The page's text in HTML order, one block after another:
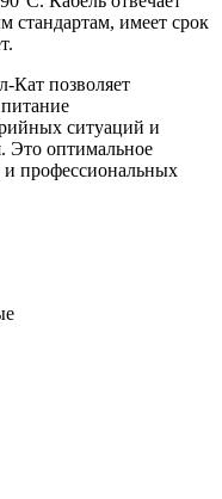
имеет срок
Кат позволяет
ситуаций и
Это оптимальное
и профессиональных